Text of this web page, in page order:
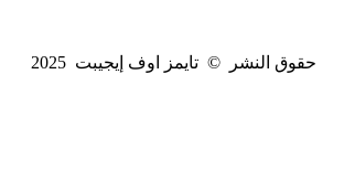
حقوق النشر © تايمز اوف إيجيبت 2025